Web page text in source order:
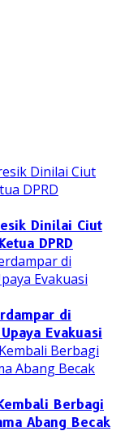
Dinilai Ciut
DPRD
di
Evakuasi
Berbagi
Abang Becak